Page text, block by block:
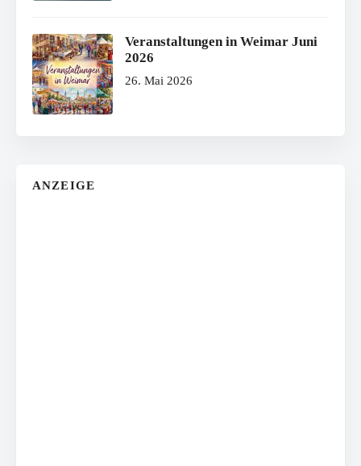
Veranstaltungen in Weimar Juni
2026
26. Mai 2026
ANZEIGE